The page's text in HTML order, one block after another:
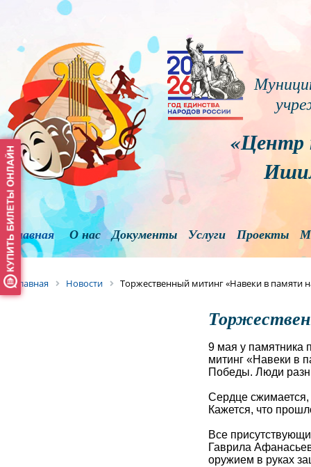
«Центр
Главная О нас Документы Услуги Проекты
Главная Новости Торжественный митинг «Навеки в памяти
9 мая у памятника
митинг «Навеки в
Победы. Люди
Сердце сжимается,
Кажется, что
Все
Гаврила
оружием в руках